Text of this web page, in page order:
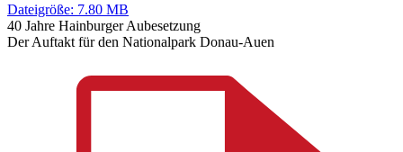
Dateigröße: 7.80 MB
40 Jahre Hainburger Aubesetzung
Der Auftakt für den Nationalpark Donau-Auen